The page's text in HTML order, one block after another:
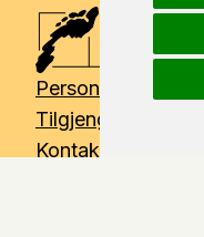
Personvern
Kontakt